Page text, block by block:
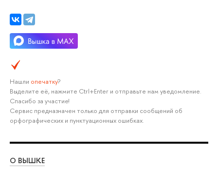
Нашли опечатку?
Выделите её, нажмите Ctrl+Enter и отправьте нам уведомление.
Спасибо за участие!
Сервис предназначен только для отправки сообщений об
орфографических и пунктуационных ошибках.
О ВЫШКЕ